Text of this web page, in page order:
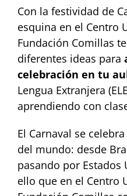
Con la festividad de
esquina en el Centro
Fundación Comillas
diferentes ideas para
celebración en tu
Lengua Extranjera
aprendiendo con
El Carnaval se
del mundo: desde
pasando por Estados
ello que en el Centro